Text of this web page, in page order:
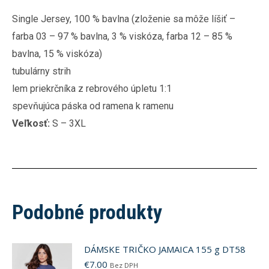
Single Jersey, 100 % bavlna (zloženie sa môže líšiť –
farba 03 – 97 % bavlna, 3 % viskóza, farba 12 – 85 %
bavlna, 15 % viskóza)
tubulárny strih
lem priekrčníka z rebrového úpletu 1:1
spevňujúca páska od ramena k ramenu
Veľkosť: S – 3XL
Podobné produkty
DÁMSKE TRIČKO JAMAICA 155 g DT58
€7.00 Bez DPH